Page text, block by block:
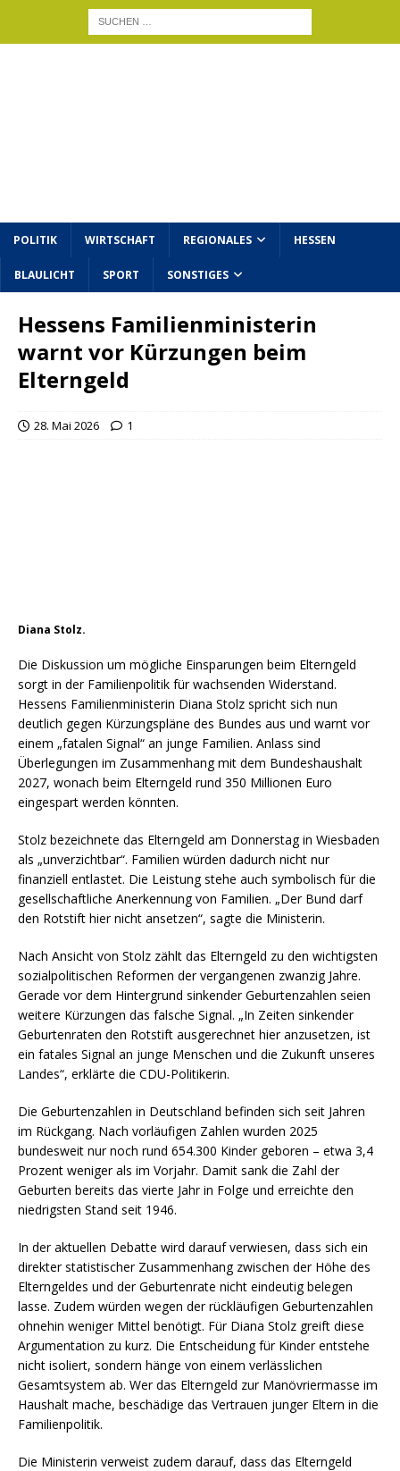
POLITIK WIRTSCHAFT REGIONALES HESSEN
BLAULICHT SPORT SONSTIGES
Hessens Familienministerin
warnt vor Kürzungen beim
Elterngeld
28. Mai 2026 1
Diana Stolz.
Die Diskussion um mögliche Einsparungen beim Elterngeld
sorgt in der Familienpolitik für wachsenden Widerstand.
Hessens Familienministerin Diana Stolz spricht sich nun
deutlich gegen Kürzungspläne des Bundes aus und warnt vor
einem „fatalen Signal“ an junge Familien. Anlass sind
Überlegungen im Zusammenhang mit dem Bundeshaushalt
2027, wonach beim Elterngeld rund 350 Millionen Euro
eingespart werden könnten.
Stolz bezeichnete das Elterngeld am Donnerstag in Wiesbaden
als „unverzichtbar“. Familien würden dadurch nicht nur
finanziell entlastet. Die Leistung stehe auch symbolisch für die
gesellschaftliche Anerkennung von Familien. „Der Bund darf
den Rotstift hier nicht ansetzen“, sagte die Ministerin.
Nach Ansicht von Stolz zählt das Elterngeld zu den wichtigsten
sozialpolitischen Reformen der vergangenen zwanzig Jahre.
Gerade vor dem Hintergrund sinkender Geburtenzahlen seien
weitere Kürzungen das falsche Signal. „In Zeiten sinkender
Geburtenraten den Rotstift ausgerechnet hier anzusetzen, ist
ein fatales Signal an junge Menschen und die Zukunft unseres
Landes“, erklärte die CDU-Politikerin.
Die Geburtenzahlen in Deutschland befinden sich seit Jahren
im Rückgang. Nach vorläufigen Zahlen wurden 2025
bundesweit nur noch rund 654.300 Kinder geboren – etwa 3,4
Prozent weniger als im Vorjahr. Damit sank die Zahl der
Geburten bereits das vierte Jahr in Folge und erreichte den
niedrigsten Stand seit 1946.
In der aktuellen Debatte wird darauf verwiesen, dass sich ein
direkter statistischer Zusammenhang zwischen der Höhe des
Elterngeldes und der Geburtenrate nicht eindeutig belegen
lasse. Zudem würden wegen der rückläufigen Geburtenzahlen
ohnehin weniger Mittel benötigt. Für Diana Stolz greift diese
Argumentation zu kurz. Die Entscheidung für Kinder entstehe
nicht isoliert, sondern hänge von einem verlässlichen
Gesamtsystem ab. Wer das Elterngeld zur Manövriermasse im
Haushalt mache, beschädige das Vertrauen junger Eltern in die
Familienpolitik.
Die Ministerin verweist zudem darauf, dass das Elterngeld